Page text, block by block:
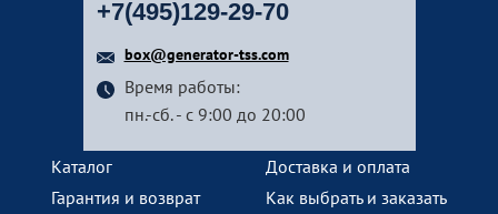
+7(495)129-29-70
box@generator-tss.com
Время работы:
пн.-сб. - с 9:00 до 20:00
Каталог
Доставка и оплата
Гарантия и возврат
Как выбрать и заказать